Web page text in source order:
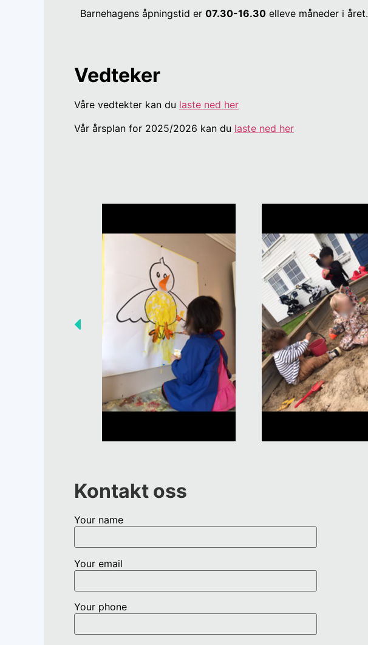
Barnehagens åpningstid er 07.30-16.30 elleve måneder i året.
Vedteker
Våre vedtekter kan du laste ned her
Vår årsplan for 2025/2026 kan du laste ned her
Kontakt oss
Your name
Your email
Your phone